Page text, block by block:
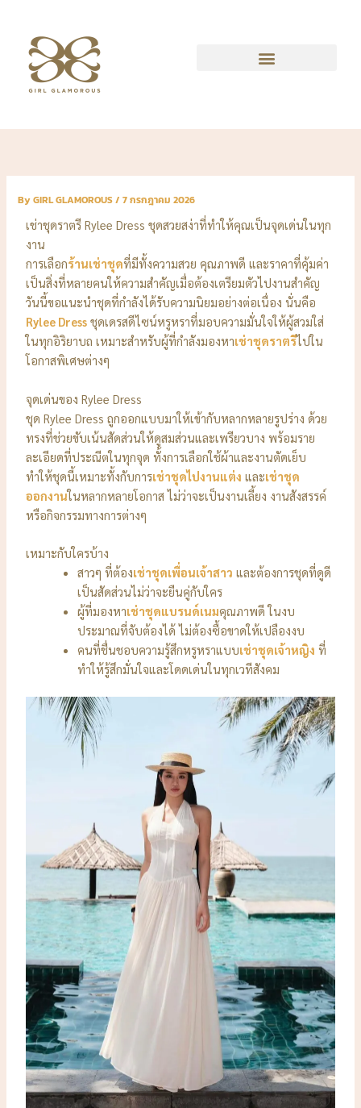
content
ByGIRL GLAMOROUS/7 กรกฎาคม 2026
เช่าชุดราตรี Rylee Dress ชุดสวยสง่าที่ทำให้คุณเป็นจุดเด่นในทุก
งาน
การเลือกร้านเช่าชุดที่มีทั้งความสวย คุณภาพดี และราคาที่คุ้มค่า
เป็นสิ่งที่หลายคนให้ความสำคัญเมื่อต้องเตรียมตัวไปงานสำคัญ
วันนี้ขอแนะนำชุดที่กำลังได้รับความนิยมอย่างต่อเนื่อง นั่นคือ
Rylee Dress ชุดเดรสดีไซน์หรูหราที่มอบความมั่นใจให้ผู้สวมใส่
ในทุกอิริยาบถ เหมาะสำหรับผู้ที่กำลังมองหาเช่าชุดราตรีไปใน
โอกาสพิเศษต่างๆ
จุดเด่นของ Rylee Dress
ชุด Rylee Dress ถูกออกแบบมาให้เข้ากับหลากหลายรูปร่าง ด้วย
ทรงที่ช่วยขับเน้นสัดส่วนให้ดูสมส่วนและเพรียวบาง พร้อมราย
ละเอียดที่ประณีตในทุกจุด ทั้งการเลือกใช้ผ้าและงานตัดเย็บ
ทำให้ชุดนี้เหมาะทั้งกับการเช่าชุดไปงานแต่ง และเช่าชุด
ออกงานในหลากหลายโอกาส ไม่ว่าจะเป็นงานเลี้ยง งานสังสรรค์
หรือกิจกรรมทางการต่างๆ
เหมาะกับใครบ้าง
สาวๆ ที่ต้องเช่าชุดเพื่อนเจ้าสาว และต้องการชุดที่ดูดี
เป็นสัดส่วนไม่ว่าจะยืนคู่กับใคร
ผู้ที่มองหาเช่าชุดแบรนด์เนมคุณภาพดี ในงบ
ประมาณที่จับต้องได้ ไม่ต้องซื้อขาดให้เปลืองงบ
คนที่ชื่นชอบความรู้สึกหรูหราแบบเช่าชุดเจ้าหญิง ที่
ทำให้รู้สึกมั่นใจและโดดเด่นในทุกเวทีสังคม